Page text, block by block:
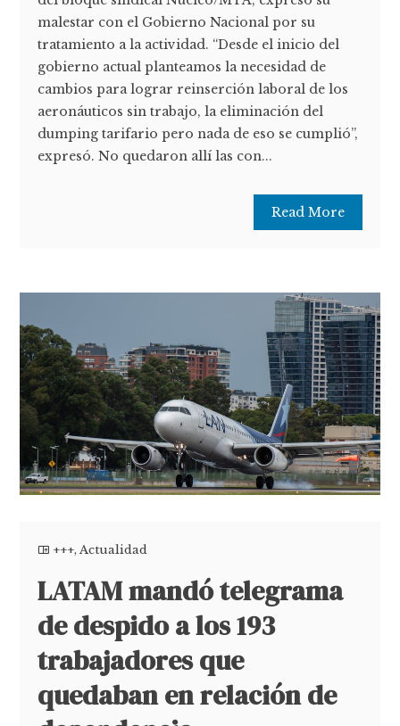
malestar con el Gobierno Nacional por su
tratamiento a la actividad. “Desde el inicio del
gobierno actual planteamos la necesidad de
cambios para lograr reinserción laboral de los
aeronáuticos sin trabajo, la eliminación del
dumping tarifario pero nada de eso se cumplió”,
expresó. No quedaron allí las con...
Read More
+++,Actualidad
LATAM mandó telegrama
de despido a los 193
trabajadores que
quedaban en relación de